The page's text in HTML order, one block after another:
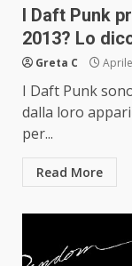
I Daft Punk
2013? Lo
Greta C
I Daft Punk
dalla loro
per...
Read More